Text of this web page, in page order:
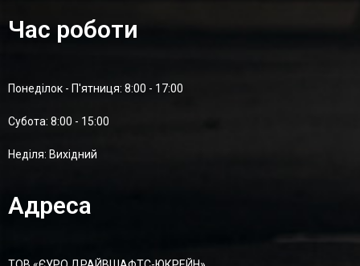
Час роботи
Понеділок - П'ятниця: 8:00 - 17:00
Суботa: 8:00 - 15:00
Неділя: Вихідний
Адреса